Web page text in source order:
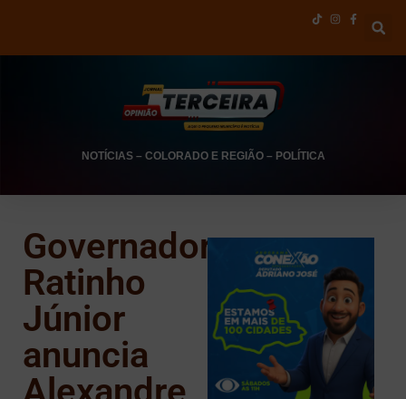
NOTÍCIAS– COLORADO E REGIÃO– POLÍTICA
Governador
Ratinho
Júnior
anuncia